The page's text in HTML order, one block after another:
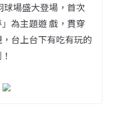
場盛大登場，首次
為主題遊 戲，貫穿
台上台下有吃有玩的